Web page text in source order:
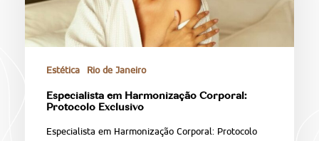
Estética Rio de Janeiro
Especialista em Harmonização Corporal:
Protocolo Exclusivo
Especialista em Harmonização Corporal: Protocolo